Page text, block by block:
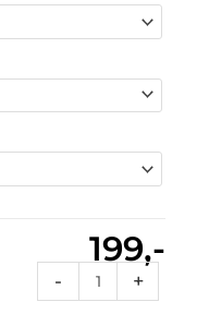
199,-
-
199
+